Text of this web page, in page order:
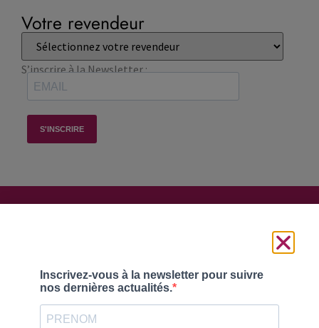
Votre revendeur
S’inscrire à la Newsletter :
Suivez-nous